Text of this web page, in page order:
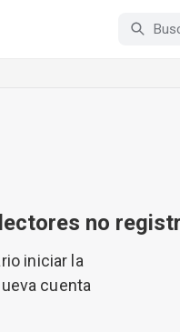
no
iniciar la
cuenta